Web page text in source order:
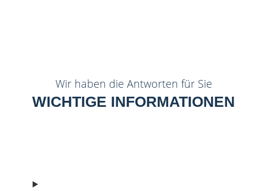
Wir haben die Antworten für Sie
WICHTIGE INFORMATIONEN